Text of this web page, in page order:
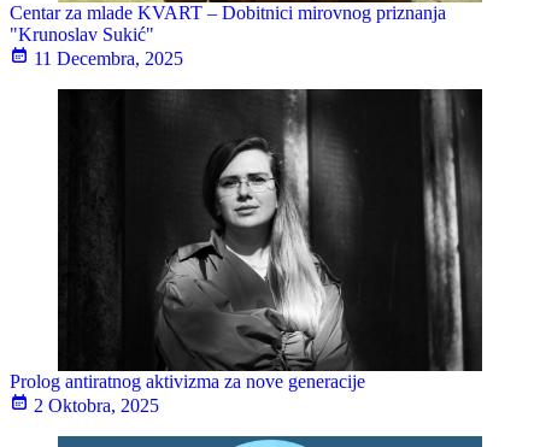
Centar za mlade KVART – Dobitnici mirovnog priznanja
"Krunoslav Sukić"
11 Decembra, 2025
Prolog antiratnog aktivizma za nove generacije
2 Oktobra, 2025